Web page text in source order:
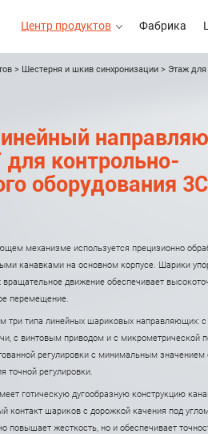
Центр продуктов Фабрика
> Шестерня и шкив синхронизации > Этаж для
контрольно-
оборудования 3C
механизме используется прецизионно
канавками на основном корпусе. Шарики
вращательное движение обеспечивает
перемещение.
три типа линейных шариковых направляющих: с
с винтовым приводом и с микрометрической
регулировки с минимальным значением
точной регулировки.
готическую дугообразную конструкцию
контакт шариков с дорожкой качения под
повышает жесткость, но и обеспечивает